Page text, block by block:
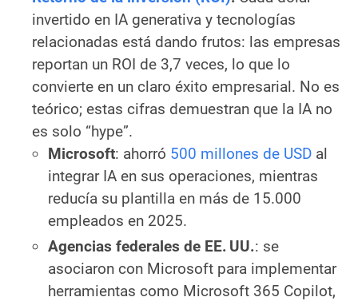
invertido en IA generativa y tecnologías
relacionadas está dando frutos: las empresas
reportan un ROI de 3,7 veces, lo que lo
convierte en un claro éxito empresarial. No es
teórico; estas cifras demuestran que la IA no
es solo “hype”.
Microsoft: ahorró 500 millones de USD al
integrar IA en sus operaciones, mientras
reducía su plantilla en más de 15.000
empleados en 2025.
Agencias federales de EE. UU.: se
asociaron con Microsoft para implementar
herramientas como Microsoft 365 Copilot,